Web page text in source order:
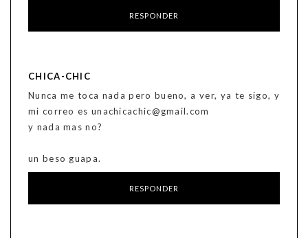
RESPONDER
CHICA-CHIC
Nunca me toca nada pero bueno, a ver, ya te sigo, y
mi correo es unachicachic@gmail.com
y nada mas no?
un beso guapa.
RESPONDER